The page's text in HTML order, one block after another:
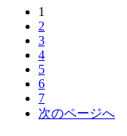
1
2
3
4
5
6
7
次のページへ